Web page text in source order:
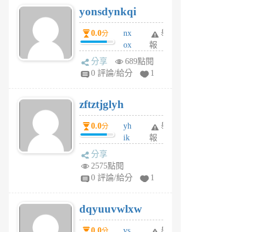
6
個
月
前
yonsdynkqi
0.0分
nx
ox
rh
pe
月
前
舉
報
分享
689點閱
0 評論/給分
1
zftztjglyh
0.0分
yh
ik
tu
6
個
舉
報
分享
2575點閱
0 評論/給分
1
dqyuuvwlxw